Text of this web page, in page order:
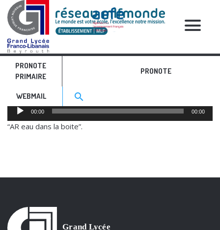
PRONOTE
PRIMAIRE
PRONOTE
WEBMAIL Search for:>
search
RELATIVE POSTS
AR eau dans la boite
Audio
Player
00:00 00:00
“AR eau dans la boite”.